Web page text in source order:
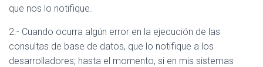
que nos lo notifique.
2.- Cuando ocurra algún error en la ejecución de las
consultas de base de datos, que lo notifique a los
desarrolladores; hasta el momento, si en mis sistemas